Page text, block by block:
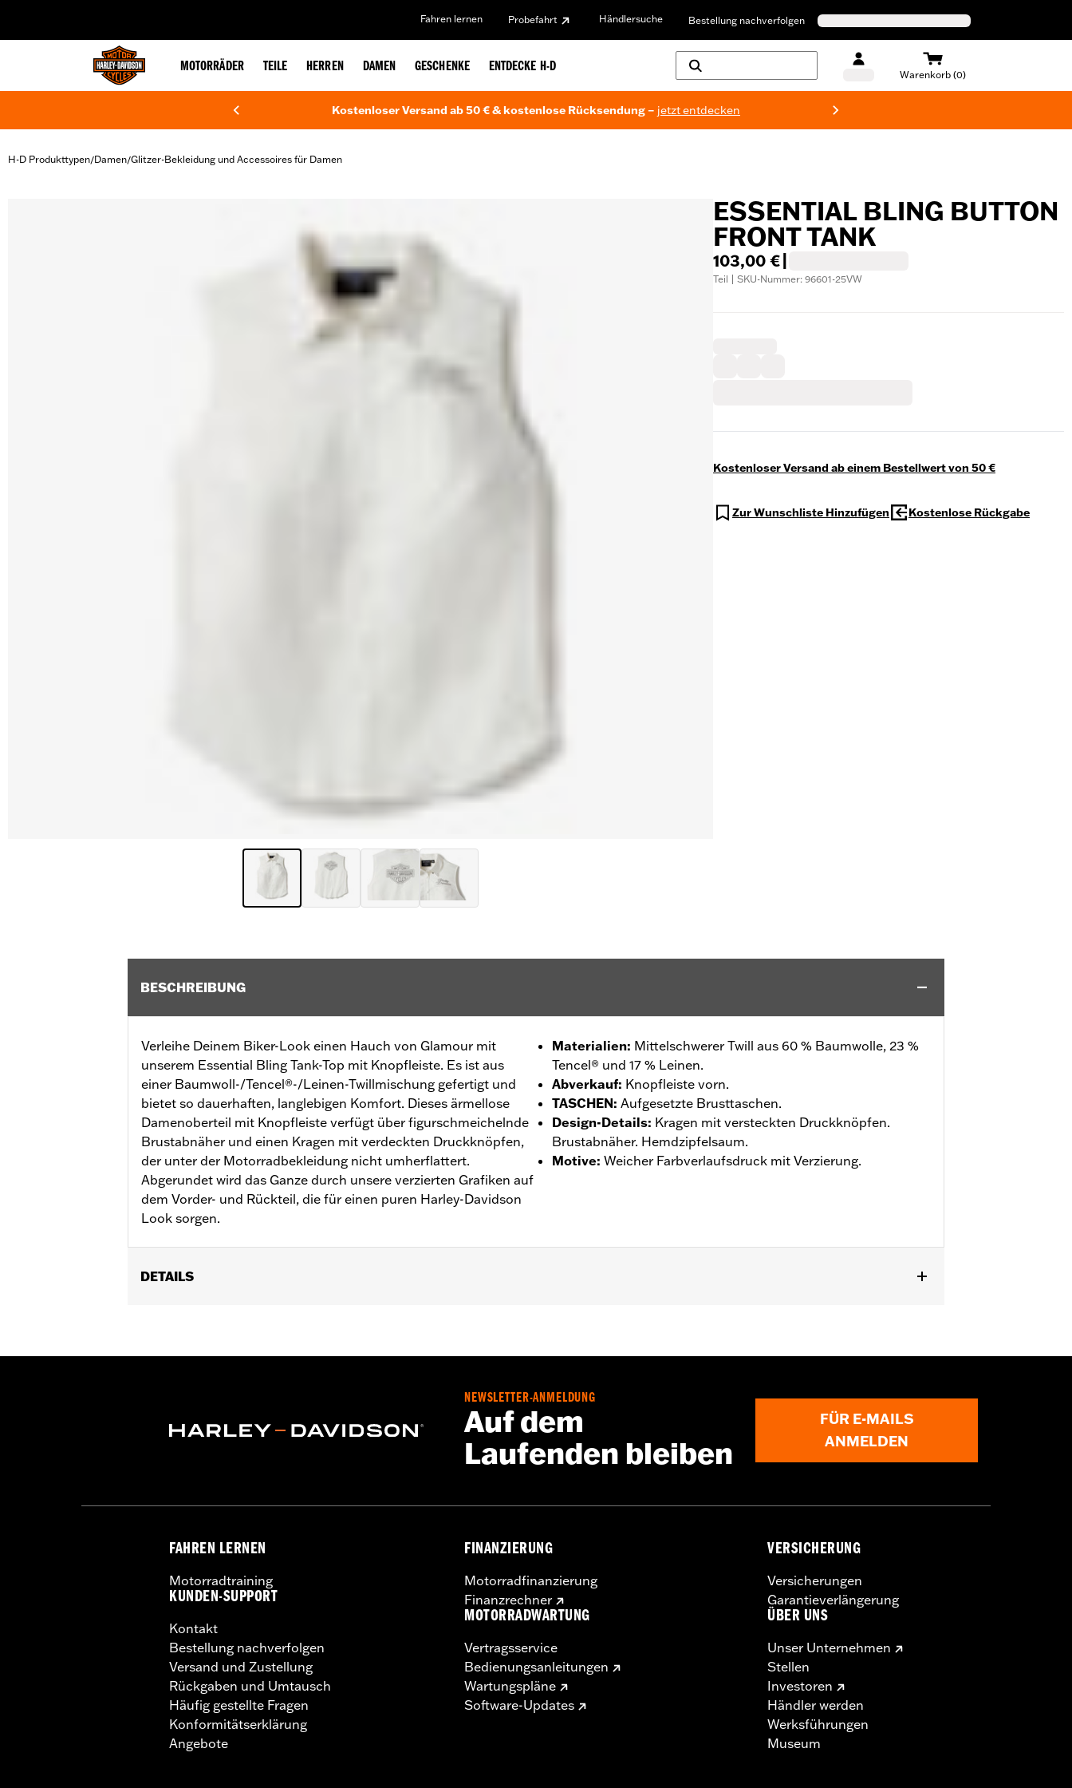
Fahren lernen Probefahrt Händlersuche Bestellung nachverfolgen
MOTORRÄDER TEILE HERREN DAMEN GESCHENKE ENTDECKE H-D
Warenkorb (0)
Kostenloser Versand ab 50 € & kostenlose Rücksendung – jetzt entdecken
H-D Produkttypen/Damen/Glitzer-Bekleidung und Accessoires für Damen
ESSENTIAL BLING BUTTON
FRONT TANK
103,00 €
Teil | SKU-Nummer: 96601-25VW
Kostenloser Versand ab einem Bestellwert von 50 €
Zur Wunschliste Hinzufügen Kostenlose Rückgabe
BESCHREIBUNG
Verleihe Deinem Biker-Look einen Hauch von Glamour mit
unserem Essential Bling Tank-Top mit Knopfleiste. Es ist aus
einer Baumwoll-/Tencel®-/Leinen-Twillmischung gefertigt und
bietet so dauerhaften, langlebigen Komfort. Dieses ärmellose
Damenoberteil mit Knopfleiste verfügt über figurschmeichelnde
Brustabnäher und einen Kragen mit verdeckten Druckknöpfen,
der unter der Motorradbekleidung nicht umherflattert.
Abgerundet wird das Ganze durch unsere verzierten Grafiken auf
dem Vorder- und Rückteil, die für einen puren Harley-Davidson
Look sorgen.
Materialien: Mittelschwerer Twill aus 60 % Baumwolle, 23 %
Tencel® und 17 % Leinen.
Abverkauf: Knopfleiste vorn.
TASCHEN: Aufgesetzte Brusttaschen.
Design-Details: Kragen mit versteckten Druckknöpfen.
Brustabnäher. Hemdzipfelsaum.
Motive: Weicher Farbverlaufsdruck mit Verzierung.
DETAILS
GARANTIE:2 Jahre beschränkte Garantie – Aufwww.h-d.com/warrantyfindet man alle Details dazu
NEWSLETTER-ANMELDUNG
Auf dem
Laufenden bleiben
FÜR E-MAILS
ANMELDEN
FAHREN LERNEN
Motorradtraining
KUNDEN-SUPPORT
Kontakt
Bestellung nachverfolgen
Versand und Zustellung
Rückgaben und Umtausch
Häufig gestellte Fragen
Konformitätserklärung
Angebote
FINANZIERUNG
Motorradfinanzierung
Finanzrechner
MOTORRADWARTUNG
Vertragsservice
Bedienungsanleitungen
Wartungspläne
Software-Updates
VERSICHERUNG
Versicherungen
Garantieverlängerung
ÜBER UNS
Unser Unternehmen
Stellen
Investoren
Händler werden
Werksführungen
Museum